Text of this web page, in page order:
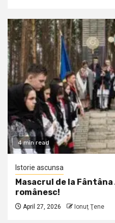
4 min read
Istorie ascunsa
Masacrul de la
românesc!
April 27, 2026 Ionuţ Ţene